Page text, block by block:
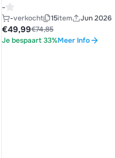
-
-verkocht 15item
Jun 2026
€74,85
€49,99
Je bespaart 33%Meer Info